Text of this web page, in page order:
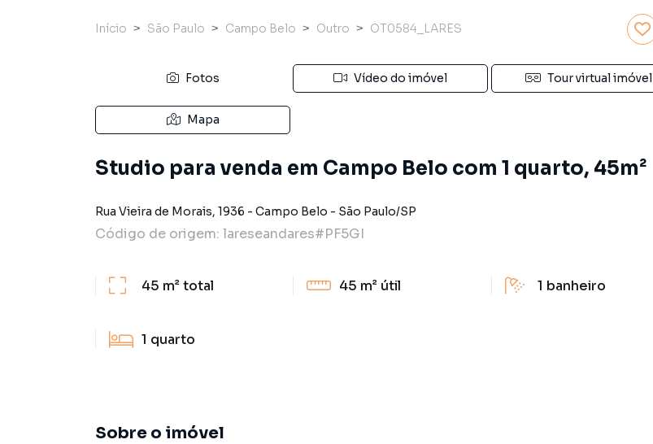
Início São Paulo Campo Belo Outro OT0584_LARES
Fotos Vídeo do imóvel Tour virtual imóvel
Mapa
Studio para venda em Campo Belo com 1 quarto, 45m²
Rua Vieira de Morais, 1936 - Campo Belo - São Paulo/SP
Código de origem: lareseandares#PF5GI
45 m²total 45 m² útil 1 banheiro
1 quarto
Sobre o imóvel